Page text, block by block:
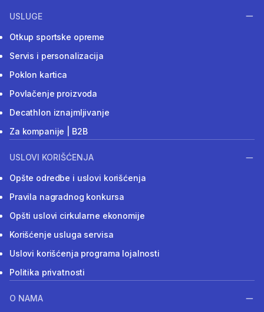
USLUGE
Otkup sportske opreme
Servis i personalizacija
Poklon kartica
Povlačenje proizvoda
Decathlon iznajmljivanje
Za kompanije | B2B
USLOVI KORIŠĆENJA
Opšte odredbe i uslovi korišćenja
Pravila nagradnog konkursa
Opšti uslovi cirkularne ekonomije
Korišćenje usluga servisa
Uslovi korišćenja programa lojalnosti
Politika privatnosti
O NAMA